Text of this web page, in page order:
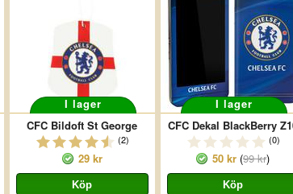
I lager
CFC Bildoft St George
(2)
29 kr
I lager
CFC Dekal BlackBerry
(0)
50 kr (99 kr)